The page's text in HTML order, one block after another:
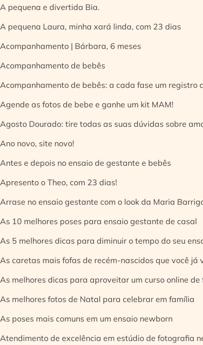
A pequena e divertida Bia.
A pequena Laura, minha xará linda, com 23 dias
Acompanhamento | Bárbara, 6 meses
Acompanhamento de bebês
Acompanhamento de bebês: a cada fase um registro
Agende as fotos de bebe e ganhe um kit MAM!
Agosto Dourado: tire todas as suas dúvidas sobre
Ano novo, site novo!
Antes e depois no ensaio de gestante e bebês
Apresento o Theo, com 23 dias!
Arrase no ensaio gestante com o look da Maria
As 10 melhores poses para ensaio gestante de casal
As 5 melhores dicas para diminuir o tempo do seu
As caretas mais fofas de recém-nascidos que você já
As melhores dicas para aproveitar um curso online
As melhores fotos de Natal para celebrar em família
As poses mais comuns em um ensaio newborn
Atendimento de excelência em estúdio de fotografia